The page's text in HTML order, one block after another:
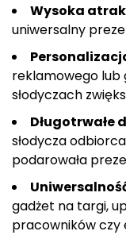
Wysoka
uniwersalny
reklamowego lub
słodyczach
Długotrwałe
słodycza
podarowała
gadżet na targi,
pracowników czy